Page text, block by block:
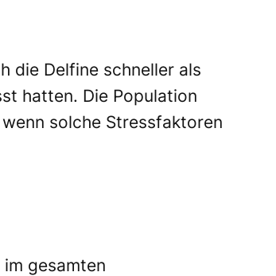
die Delfine schneller als
hatten. Die Population
solche Stressfaktoren
gesamten